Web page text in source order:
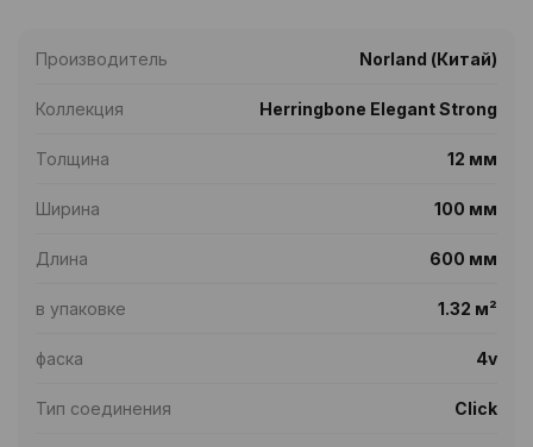
Производитель Norland (Китай)
Коллекция Herringbone Elegant Strong
Толщина 12 мм
Ширина 100 мм
Длина 600 мм
в упаковке 1.32 м²
фаска 4v
Тип соединения Click